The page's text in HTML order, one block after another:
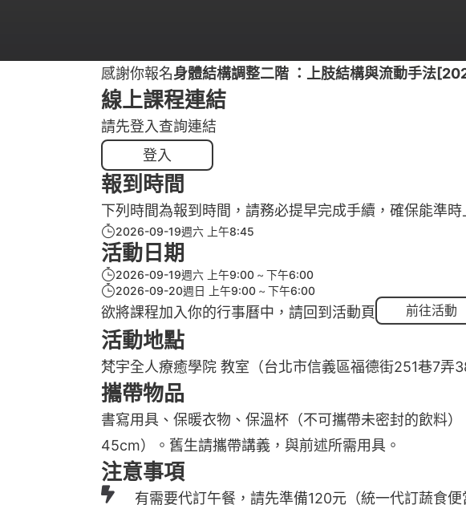
感謝你報名身體結構調整二階 ：上肢結構與流動手法
線上課程連結
請先登入查詢連結
登入
報到時間
下列時間為報到時間，請務必提早完成手續，確保能準時
2026-09-19週六 上午8:45
活動日期
2026-09-19週六 上午9:00
下午6:00
2026-09-20週日 上午9:00
下午6:00
欲將課程加入你的行事曆中，請回到活動頁
前往活動
活動地點
梵宇全人療癒學院 教室（台北市信義區福德街251巷7弄
攜帶物品
書寫用具、保暖衣物、保溫杯（不可攜帶未密封的飲料
45cm）。舊生請攜帶講義，與前述所需用具。
注意事項
有需要代訂午餐，請先準備120元（統一代訂蔬食便